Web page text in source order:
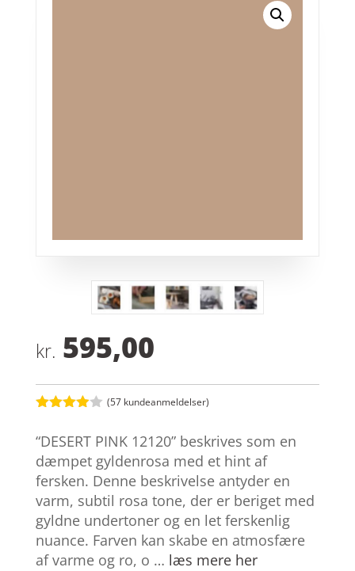
kr. 595,00
ud af 5
baseret
på
kundebed
ømmelse
r
(57 kundeanmeldelser)
“DESERT PINK 12120” beskrives som en
dæmpet gyldenrosa med et hint af
fersken. Denne beskrivelse antyder en
varm, subtil rosa tone, der er beriget med
gyldne undertoner og en let ferskenlig
nuance. Farven kan skabe en atmosfære
af varme og ro, o … læs mere her